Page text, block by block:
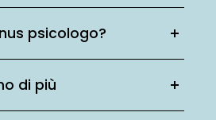
psicologo?
di più